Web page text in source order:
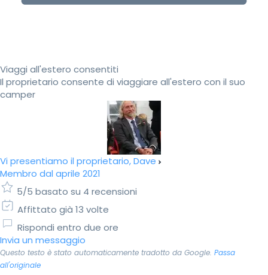
Viaggi all'estero consentiti
Il proprietario consente di viaggiare all'estero con il suo
camper
Vi presentiamo il proprietario, Dave
Membro dal aprile 2021
5/5 basato su 4 recensioni
Affittato già 13 volte
Rispondi entro due ore
Invia un messaggio
Questo testo è stato automaticamente tradotto da Google. Passa
all'originale